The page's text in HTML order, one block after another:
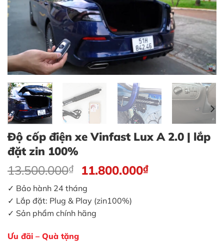
Độ cốp điện xe Vinfast Lux A 2.0 | lắp
đặt zin 100%
13.500.000₫
Giá
là:
13.500.000₫.
11.800.000₫Giá
✓ Bảo hành 24 tháng
✓ Lắp đặt: Plug & Play (zin100%)
✓ Sản phẩm chính hãng
Ưu đãi – Quà tặng